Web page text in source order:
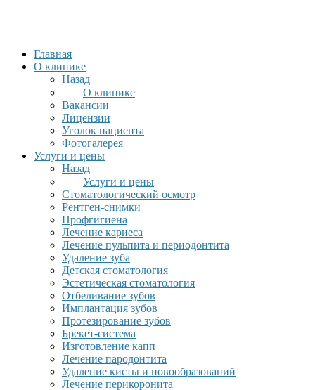
Главная
О клинике
Назад
О клинике
Вакансии
Лицензии
Уголок пациента
Фотогалерея
Услуги и цены
Назад
Услуги и цены
Стоматологический осмотр
Рентген-снимки
Профгигиена
Лечение кариеса
Лечение пульпита и периодонтита
Удаление зуба
Детская стоматология
Эстетическая стоматология
Отбеливание зубов
Имплантация зубов
Протезирование зубов
Брекет-система
Изготовление капп
Лечение пародонтита
Удаление кисты и новообразований
Лечение перикоронита